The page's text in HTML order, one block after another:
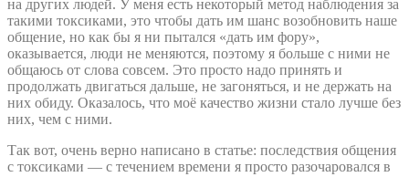
на других людей. У меня есть некоторый метод наблюдения за
такими токсиками, это чтобы дать им шанс возобновить наше
общение, но как бы я ни пытался «дать им фору»,
оказывается, люди не меняются, поэтому я больше с ними не
общаюсь от слова совсем. Это просто надо принять и
продолжать двигаться дальше, не загоняться, и не держать на
них обиду. Оказалось, что моё качество жизни стало лучше без
них, чем с ними.
Так вот, очень верно написано в статье: последствия общения
с токсиками — с течением времени я просто разочаровался в